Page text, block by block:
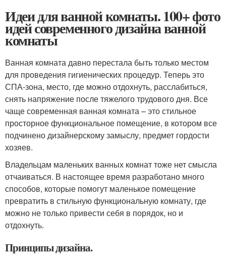
Идеи для ванной комнаты. 100+ фото
идей современного дизайна ванной
комнаты
Ванная комната давно перестала быть только местом
для проведения гигиенических процедур. Теперь это
СПА-зона, место, где можно отдохнуть, расслабиться,
снять напряжение после тяжелого трудового дня. Все
чаще современная ванная комната – это стильное
просторное функциональное помещение, в котором все
подчинено дизайнерскому замыслу, предмет гордости
хозяев.
Владельцам маленьких ванных комнат тоже нет смысла
отчаиваться. В настоящее время разработано много
способов, которые помогут маленькое помещение
превратить в стильную функциональную комнату, где
можно не только привести себя в порядок, но и
отдохнуть.
Принципы дизайна.